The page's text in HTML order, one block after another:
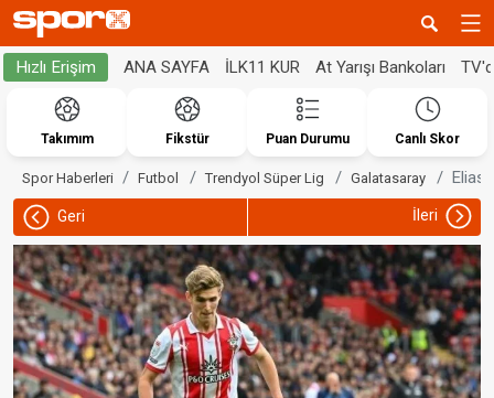
Hızlı Erişim ANA SAYFA İLK11 KUR At Yarışı Bankoları
Takımım Fikstür Puan Durumu Canlı Skor
Spor Haberleri Futbol Trendyol Süper Lig Galatasaray Elias
Geri İleri